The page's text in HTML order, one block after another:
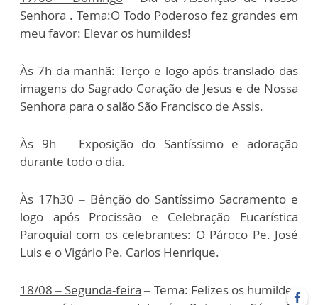
Senhora . Tema:O Todo Poderoso fez grandes em
meu favor: Elevar os humildes!
Às 7h da manhã: Terço e logo após translado das
imagens do Sagrado Coração de Jesus e de Nossa
Senhora para o salão São Francisco de Assis.
Às 9h – Exposição do Santíssimo e adoração
durante todo o dia.
Às 17h30 – Bênção do Santíssimo Sacramento e
logo após Procissão e Celebração Eucarística
Paroquial com os celebrantes: O Pároco Pe. José
Luis e o Vigário Pe. Carlos Henrique.
18/08 – Segunda-feira – Tema: Felizes os humildes